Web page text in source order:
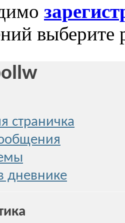
выберите
страничка
дневнике